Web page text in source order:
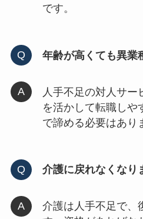
です。
年齢が高くても異業
人手不足の対人サー
を活かして転職しや
で諦める必要はあり
介護に戻れなくなり
介護は人手不足で、